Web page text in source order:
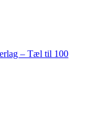
– Tæl til 100